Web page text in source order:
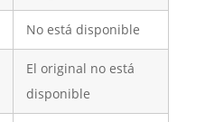
No está disponible
El original no está
disponible